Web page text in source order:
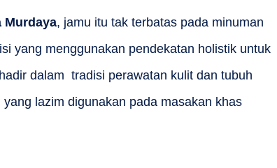
Murdaya, jamu itu tak terbatas pada minuman
yang menggunakan pendekatan holistik untuk
dalam tradisi perawatan kulit dan tubuh
lazim digunakan pada masakan khas